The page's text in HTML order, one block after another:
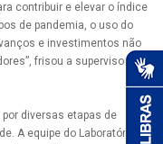
contribuir e elevar o índice
de pandemia, o uso do
e investimentos não
frisou a supervisora da
diversas etapas de
A equipe do Laboratório